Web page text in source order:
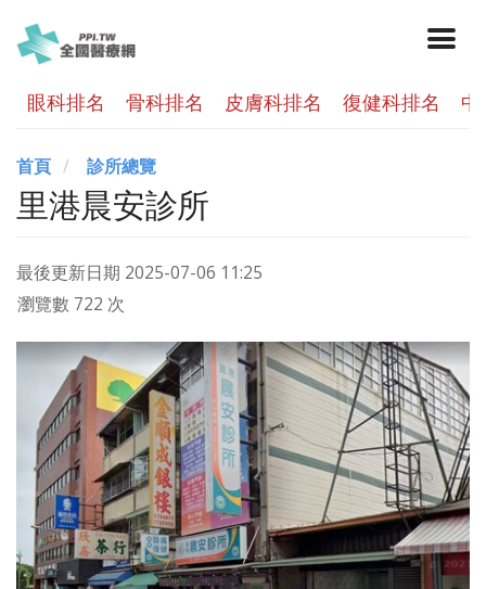
眼科排名 骨科排名 皮膚科排名 復健科排名
首頁 診所總覽
里港晨安診所
最後更新日期 2025-07-06 11:25
瀏覽數 722 次